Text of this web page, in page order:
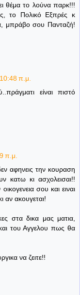
θέμα το λούνα παρκ!!!
το Πολικό Εξπρές κ
μπράβο σου Πανταζή!
π.μ.
είναι πιστό
π.μ.
αφηνεις την κουραση
κατω κι ασχολεισαι!!
σου και ειναι
αν ακουγεται!
στα δικα μας ματια,
του Αγγελου πως θα
να ζειτε!!